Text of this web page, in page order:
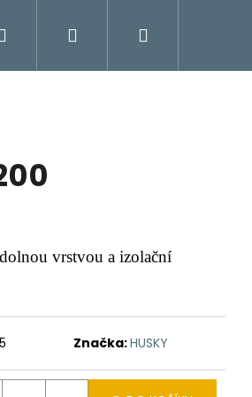
Moje objednávka
Přihlášení
vrstvou a izolační
Značka:HUSKY